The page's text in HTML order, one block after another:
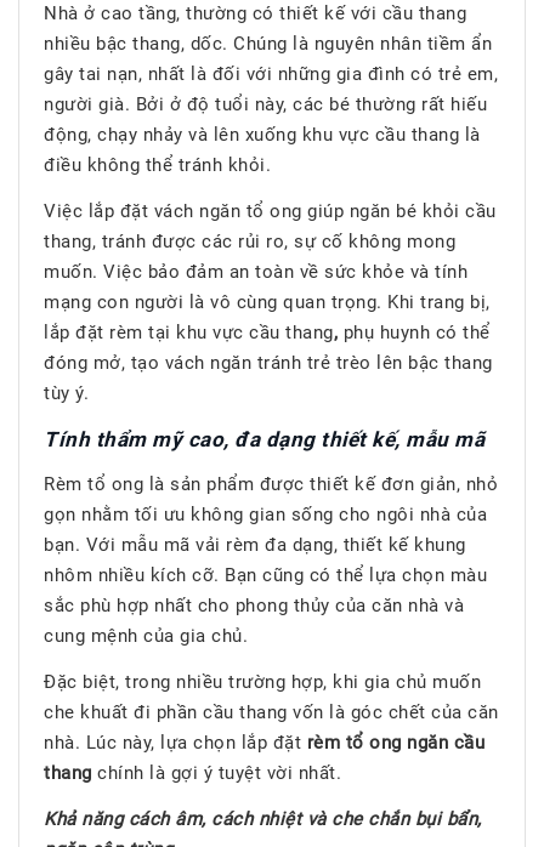
Nhà ở cao tầng, thường có thiết kế với cầu thang
nhiều bậc thang, dốc. Chúng là nguyên nhân tiềm ẩn
gây tai nạn, nhất là đối với những gia đình có trẻ em,
người già. Bởi ở độ tuổi này, các bé thường rất hiếu
động, chạy nhảy và lên xuống khu vực cầu thang là
điều không thể tránh khỏi.
Việc lắp đặt vách ngăn tổ ong giúp ngăn bé khỏi cầu
thang, tránh được các rủi ro, sự cố không mong
muốn. Việc bảo đảm an toàn về sức khỏe và tính
mạng con người là vô cùng quan trọng. Khi trang bị,
lắp đặt rèm tại khu vực cầu thang, phụ huynh có thể
đóng mở, tạo vách ngăn tránh trẻ trèo lên bậc thang
tùy ý.
Tính thẩm mỹ cao, đa dạng thiết kế, mẫu mã
Rèm tổ ong là sản phẩm được thiết kế đơn giản, nhỏ
gọn nhằm tối ưu không gian sống cho ngôi nhà của
bạn. Với mẫu mã vải rèm đa dạng, thiết kế khung
nhôm nhiều kích cỡ. Bạn cũng có thể lựa chọn màu
sắc phù hợp nhất cho phong thủy của căn nhà và
cung mệnh của gia chủ.
Đặc biệt, trong nhiều trường hợp, khi gia chủ muốn
che khuất đi phần cầu thang vốn là góc chết của căn
nhà. Lúc này, lựa chọn lắp đặt rèm tổ ong ngăn cầu
thang chính là gợi ý tuyệt vời nhất.
Khả năng cách âm, cách nhiệt và che chắn bụi bẩn,